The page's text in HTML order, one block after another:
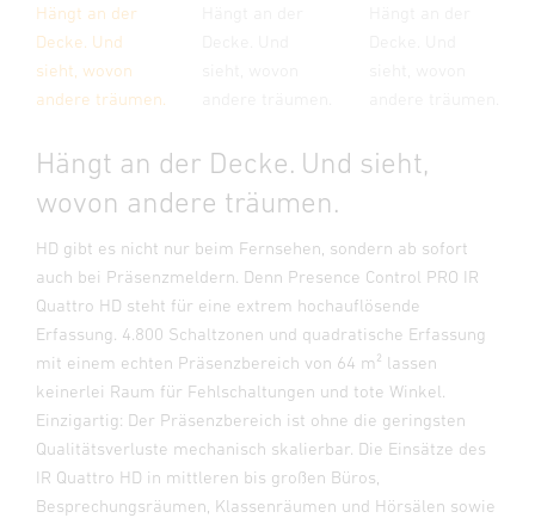
Hängt an der
Decke. Und
sieht, wovon
andere träumen.
Hängt an der Decke. Und sieht,
wovon andere träumen.
HD gibt es nicht nur beim Fernsehen, sondern ab sofort
auch bei Präsenzmeldern. Denn Presence Control PRO IR
Quattro HD steht für eine extrem hochauflösende
Erfassung. 4.800 Schaltzonen und quadratische Erfassung
mit einem echten Präsenzbereich von 64 m² lassen
keinerlei Raum für Fehlschaltungen und tote Winkel.
Einzigartig: Der Präsenzbereich ist ohne die geringsten
Qualitätsverluste mechanisch skalierbar. Die Einsätze des
IR Quattro HD in mittleren bis großen Büros,
Besprechungsräumen, Klassenräumen und Hörsälen sowie